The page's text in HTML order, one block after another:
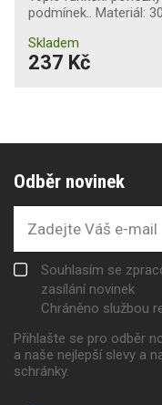
podmínek.. Materiál:
Skladem
237 Kč
Odběr novinek
Souhlasím se
zasílání novinek
Chráněno službou
Přihlašte se pro odběr
a naše nejlepší slevy a
schránky.